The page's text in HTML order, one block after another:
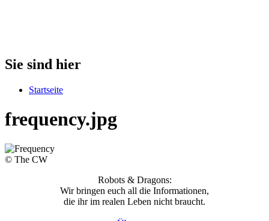
Sie sind hier
Startseite
frequency.jpg
© The CW
Robots & Dragons:
Wir bringen euch all die Informationen,
die ihr im realen Leben nicht braucht.